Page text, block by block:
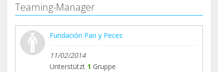
Teaming-Manager
Fundación Pan y Peces
11/02/2014
Unterstützt 1 Gruppe